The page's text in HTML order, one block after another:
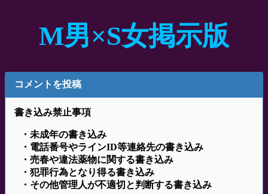
M男×S女掲示版
コメントを投稿
書き込み禁止事項
・未成年の書き込み
・電話番号やラインID等連絡先の書き込み
・売春や違法薬物に関する書き込み
・犯罪行為となり得る書き込み
・その他管理人が不適切と判断する書き込み